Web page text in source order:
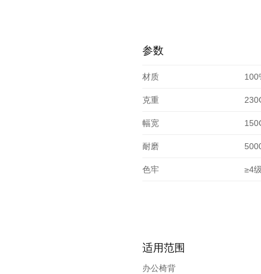
参数
材质
克重
幅宽
耐磨
色牢 ≥4级
适用范围
办公椅背